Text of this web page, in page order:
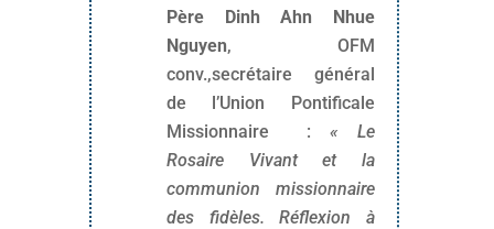
Père Dinh Ahn Nhue
Nguyen, OFM
conv.,secrétaire général
de l’Union Pontificale
Missionnaire :« Le
Rosaire Vivant et la
communion missionnaire
des fidèles. Réflexion à